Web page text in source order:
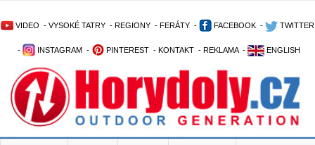
VIDEO - VYSOKÉ TATRY - REGIONY - FERÁTY - FACEBOOK - TWITTER
- INSTAGRAM - PINTEREST - KONTAKT - REKLAMA - ENGLISH